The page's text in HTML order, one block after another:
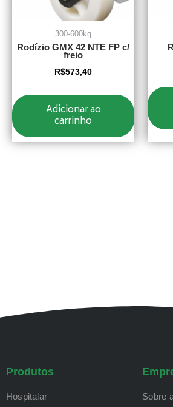
300-600kg
Rodízio GMX 42 NTE FP c/
freio
R$573,40
Adicionar ao
carrinho
Produtos
Hospitalar Sobre